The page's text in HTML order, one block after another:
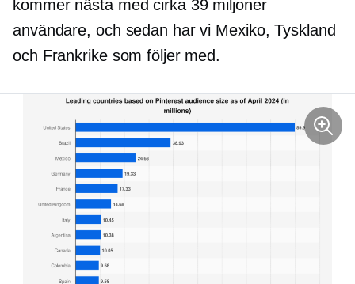
kommer nästa med cirka 39 miljoner
användare, och sedan har vi Mexiko, Tyskland
och Frankrike som följer med.